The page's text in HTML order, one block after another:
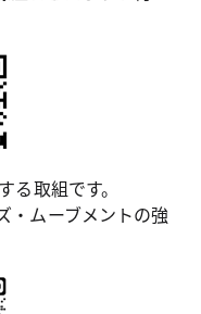
る取組です。
ムーブメントの強